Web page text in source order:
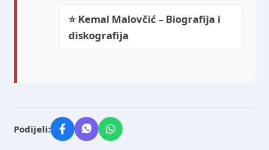
⭐ Kemal Malovčić – Biografija i
diskografija
Podijeli: